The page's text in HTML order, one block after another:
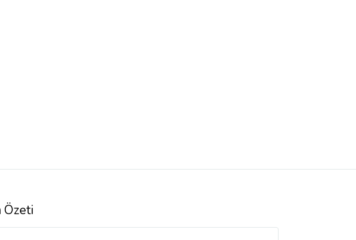
Özeti